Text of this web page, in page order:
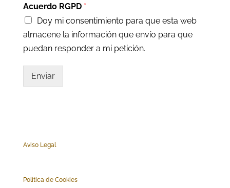
Acuerdo RGPD *
Doy mi consentimiento para que esta web
almacene la información que envío para que
puedan responder a mi petición.
Enviar
Aviso Legal
Política de Cookies